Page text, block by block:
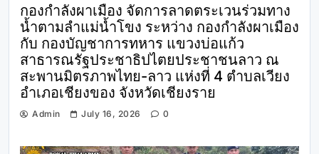
กองกำลังผาเมือง จัดการลาดตระเวนร่วมทาง
น้ำตามลำแม่น้ำโขง ระหว่าง กองกำลังผาเมือง
กับ กองบัญชาการทหาร แขวงบ่อแก้ว
สาธารณรัฐประชาธิปไตยประชาชนลาว ณ
สะพานมิตรภาพไทย-ลาว แห่งที่ 4 ตำบลเวียง
อำเภอเชียงของ จังหวัดเชียงราย
Admin July 16, 2026 0